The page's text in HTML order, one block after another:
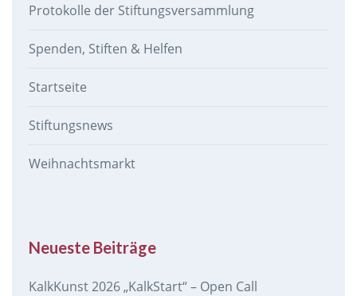
Protokolle der Stiftungsversammlung
Spenden, Stiften & Helfen
Startseite
Stiftungsnews
Weihnachtsmarkt
Neueste Beiträge
KalkKunst 2026 „KalkStart“ – Open Call